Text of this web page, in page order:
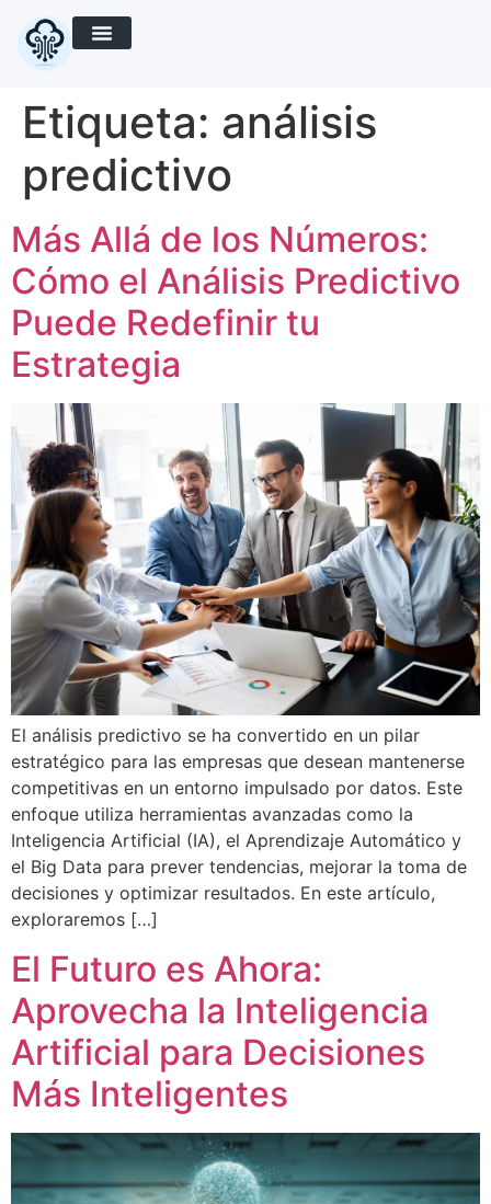
Etiqueta: análisis
predictivo
Más Allá de los Números:
Cómo el Análisis Predictivo
Puede Redefinir tu
Estrategia
El análisis predictivo se ha convertido en un pilar
estratégico para las empresas que desean mantenerse
competitivas en un entorno impulsado por datos. Este
enfoque utiliza herramientas avanzadas como la
Inteligencia Artificial (IA), el Aprendizaje Automático y
el Big Data para prever tendencias, mejorar la toma de
decisiones y optimizar resultados. En este artículo,
exploraremos […]
El Futuro es Ahora:
Aprovecha la Inteligencia
Artificial para Decisiones
Más Inteligentes